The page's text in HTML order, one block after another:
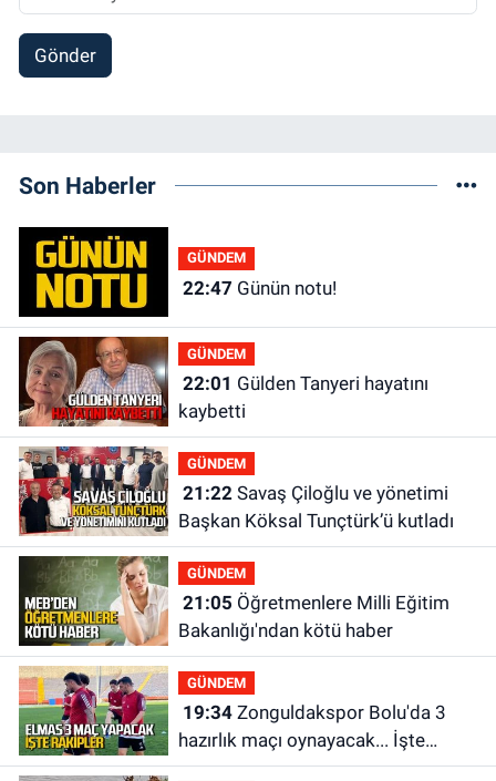
Gönder
Son Haberler
GÜNDEM
22:47 Günün notu!
GÜNDEM
22:01
kaybetti
GÜNDEM
21:22Savaş Çiloğlu ve yönetimi
Başkan Köksal Tunçtürk’ü kutladı
GÜNDEM
21:05
Bakanlığı'ndan kötü haber
GÜNDEM
19:34Zonguldakspor Bolu'da 3
hazırlık maçı oynayacak... İşte
rakipler...